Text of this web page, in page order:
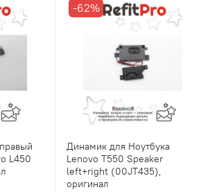
L450
-62%
Динамик для Ноутбука
Lenovo T550 Speaker
left+right (00JT435),
оригинал